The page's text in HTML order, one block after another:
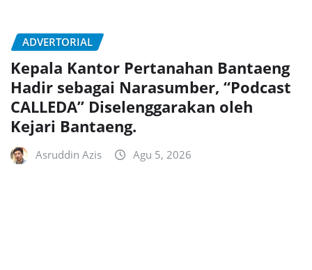
ADVERTORIAL
Kepala Kantor Pertanahan Bantaeng
Hadir sebagai Narasumber, “Podcast
CALLEDA” Diselenggarakan oleh
Kejari Bantaeng.
Asruddin Azis Agu 5, 2026